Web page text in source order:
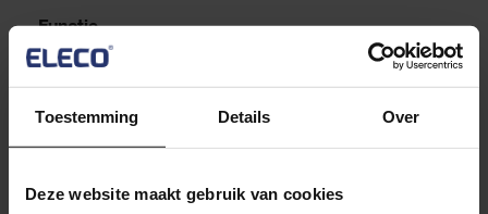
Toestemming Details Over
Deze website maakt gebruik van cookies
Functie